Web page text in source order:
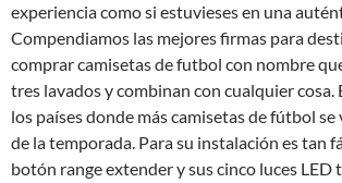
experiencia como si estuvieses en una
Compendiamos las mejores firmas para
comprar camisetas de futbol con nombre
tres lavados y combinan con cualquier cosa.
los países donde más camisetas de fútbol
de la temporada. Para su instalación es tan
botón range extender y sus cinco luces LED